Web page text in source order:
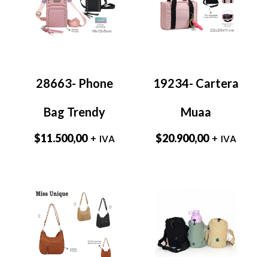
28663- Phone
Bag Trendy
$11.500,00 + IVA
19234- Cartera
Muaa
$20.900,00 + IVA